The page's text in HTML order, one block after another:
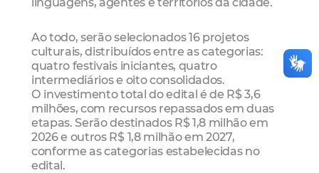
Ao todo, serão selecionados 16 projetos
culturais, distribuídos entre as categorias:
quatro festivais iniciantes, quatro
intermediários e oito consolidados.
O investimento total do edital é de R$ 3,6
milhões, com recursos repassados em duas
etapas. Serão destinados R$ 1,8 milhão em
2026 e outros R$ 1,8 milhão em 2027,
conforme as categorias estabelecidas no
edital.